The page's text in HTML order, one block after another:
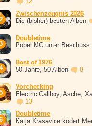
Zwischenzeugnis 2026
Die (bisher) besten Alben
Doubletime
Pöbel MC unter Beschuss
Best of 1976
50 Jahre, 50 Alben
8
Vorchecking
Electric Callboy, Asche,
13
Doubletime
Katja Krasavice ködert